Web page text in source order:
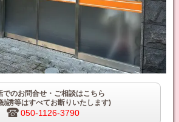
でのお問合せ・ご相談はこちら
誘等はすべてお断りいたします)
050-1126-3790